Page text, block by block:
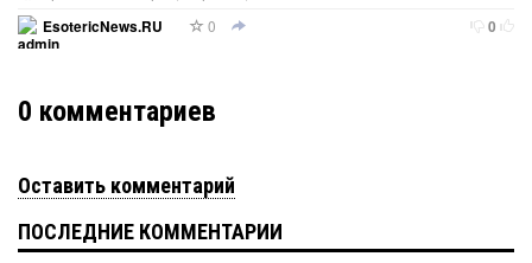
EsotericNews.RU
0 0
0 комментариев
Оставить комментарий
ПОСЛЕДНИЕ КОММЕНТАРИИ